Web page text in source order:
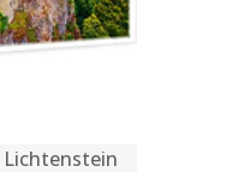
Lichtenstein